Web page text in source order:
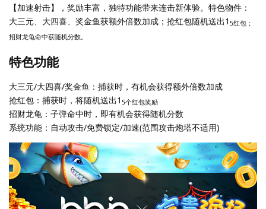
【加速射击】，奖励丰富，独特功能带来连击新体验。特色物件：
大三元、大四喜、奖金鱼获额外倍数加成；抢红包随机送出1 5红包；
招财龙龟命中获随机分数。
特色功能
大三元/大四喜/奖金鱼：捕获时，有机会获得额外倍数加成
抢红包：捕获时，将随机送出1 5个红包奖励
招财龙龟：子弹命中时，即有机会获得随机分数
系统功能：自动攻击/免费锁定/加速(范围攻击炮塔不适用)